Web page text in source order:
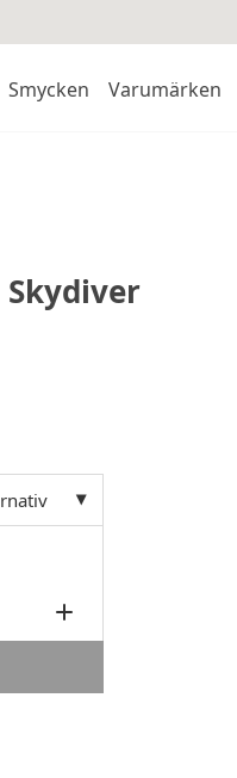
Smycken Varumärken
Skydiver